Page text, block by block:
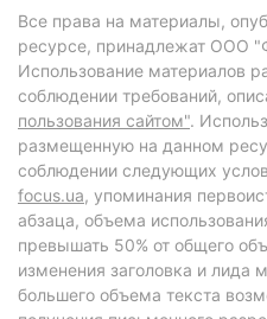
Все права на материалы,
ресурсе, принадлежат ООО
Использование материалов
соблюдении требований,
пользования сайтом".
размещенную на данном
соблюдении следующих
focus.ua, упоминания
абзаца, объема
превышать 50% от общего
изменения заголовка и лида
большего объема текста